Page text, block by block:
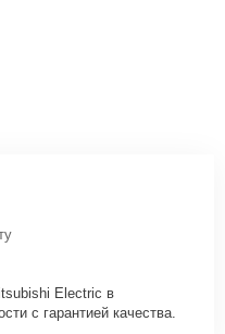
Electric в
с гарантией качества.